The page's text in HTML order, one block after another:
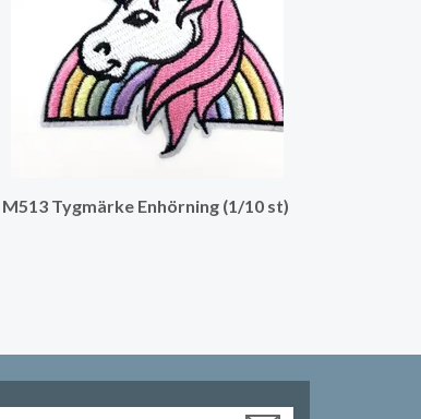
M513 Tygmärke Enhörning (1/10 st)